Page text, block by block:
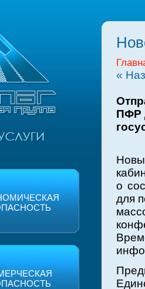
«
ПФР
о
для